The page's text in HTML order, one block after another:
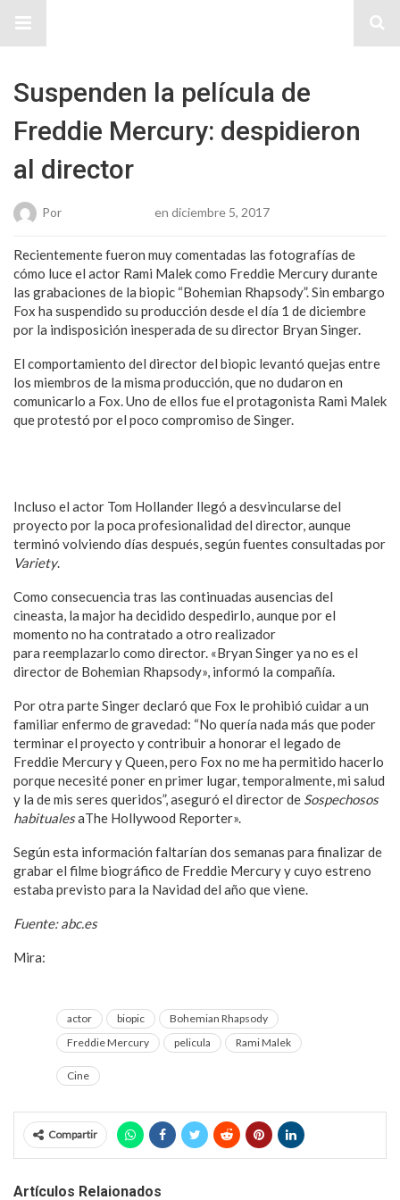
Suspenden la película de
Freddie Mercury: despidieron
al director
Por en diciembre 5, 2017
Recientemente fueron muy comentadas las fotografías de
cómo luce el actor Rami Malek como Freddie Mercury durante
las grabaciones de la biopic “Bohemian Rhapsody”. Sin embargo
Fox ha suspendido su producción desde el día 1 de diciembre
por la indisposición inesperada de su director Bryan Singer.
El comportamiento del director del biopic levantó quejas entre
los miembros de la misma producción, que no dudaron en
comunicarlo a Fox. Uno de ellos fue el protagonista Rami Malek
que protestó por el poco compromiso de Singer.
Incluso el actor Tom Hollander llegó a desvincularse del
proyecto por la poca profesionalidad del director, aunque
terminó volviendo días después, según fuentes consultadas por
Variety.
Como consecuencia tras las continuadas ausencias del
cineasta, la major ha decidido despedirlo, aunque por el
momento no ha contratado a otro realizador
para reemplazarlo como director. «Bryan Singer ya no es el
director de Bohemian Rhapsody», informó la compañía.
Por otra parte Singer declaró que Fox le prohibió cuidar a un
familiar enfermo de gravedad: “No quería nada más que poder
terminar el proyecto y contribuir a honorar el legado de
Freddie Mercury y Queen, pero Fox no me ha permitido hacerlo
porque necesité poner en primer lugar, temporalmente, mi salud
y la de mis seres queridos”, aseguró el director de Sospechosos
habitualesaThe Hollywood Reporter».
Según esta información faltarían dos semanas para finalizar de
grabar el filme biográfico de Freddie Mercury y cuyo estreno
estaba previsto para la Navidad del año que viene.
Fuente: abc.es
Mira:
actor biopic
Bohemian Rhapsody
Freddie Mercury
pelicula Rami Malek
Cine
Compartir
Artículos Relaionados